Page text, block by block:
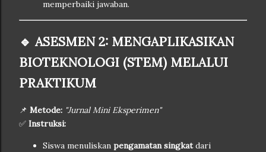
memperbaiki jawaban.
🔹 ASESMEN 2: MENGAPLIKASIKAN
BIOTEKNOLOGI (STEM) MELALUI
PRAKTIKUM
📌 Metode: "Jurnal Mini Eksperimen"
✅ Instruksi:
Siswa menuliskan pengamatan singkatdari